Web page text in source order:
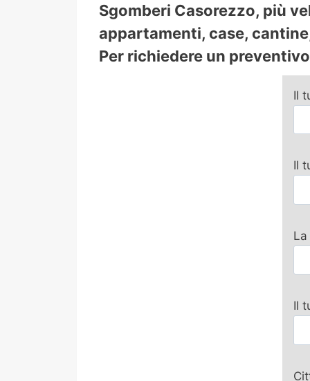
Sgomberi Casorezzo, più
appartamenti, case,
Per richiedere un
Il
Il
Il